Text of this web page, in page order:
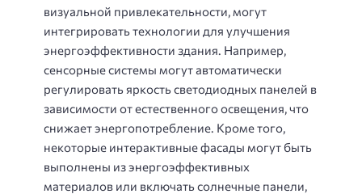
визуальной привлекательности, могут
интегрировать технологии для улучшения
энергоэффективности здания. Например,
сенсорные системы могут автоматически
регулировать яркость светодиодных панелей в
зависимости от естественного освещения, что
снижает энергопотребление. Кроме того,
некоторые интерактивные фасады могут быть
выполнены из энергоэффективных
материалов или включать солнечные панели,